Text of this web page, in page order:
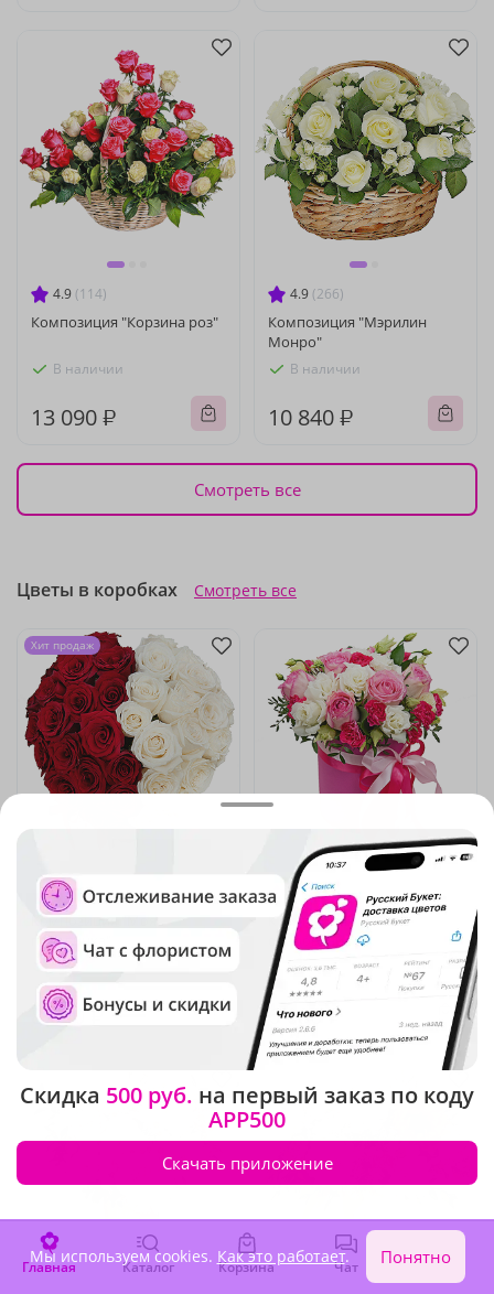
4.9 (114)
Композиция "Корзина роз"
В наличии
13 090 ₽
4.9 (266)
Композиция "Мэрилин
Монро"
В наличии
10 840 ₽
Смотреть все
Цветы в коробках Смотреть все
4.9 (657)
Композиция "Моя
половинка"
В наличии
8 640 ₽
Хит продаж
4.9(608)
Композиция "Мисс
очарование"
В наличии
6 080 ₽
Главная Каталог Корзина Чат Войти
Скидка 500 руб. на первый заказ по коду
APP500
Скачать приложение
Мы используем cookies. Как это работает. Понятно